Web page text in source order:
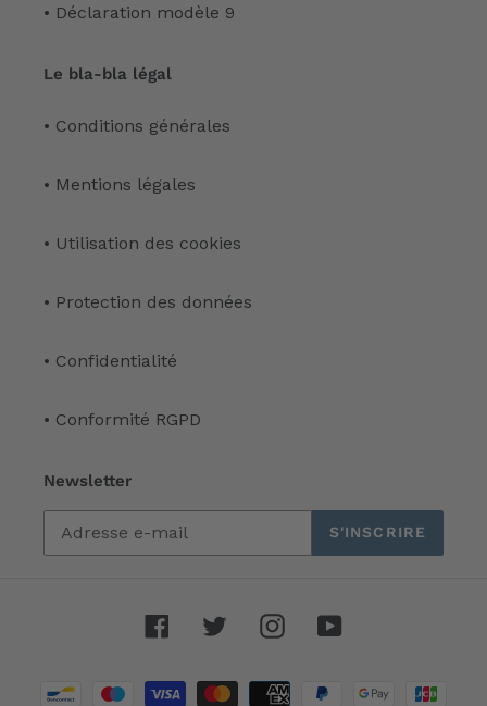
• Déclaration modèle 9
Le bla-bla légal
• Conditions générales
• Mentions légales
• Utilisation des cookies
• Protection des données
• Confidentialité
• Conformité RGPD
Newsletter
S'INSCRIRE
FacebookTwitterInstagram
Moyens